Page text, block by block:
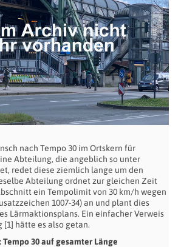
nach Tempo 30 im Ortskern für
Abteilung, die angeblich so unter
redet diese ziemlich lange um den
Abteilung ordnet zur gleichen Zeit
ein Tempolimit von 30 km/h wegen
1007-34) an und plant dies
Lärmaktionsplans. Ein einfacher Verweis
hätte es also getan.
30 auf gesamter Länge